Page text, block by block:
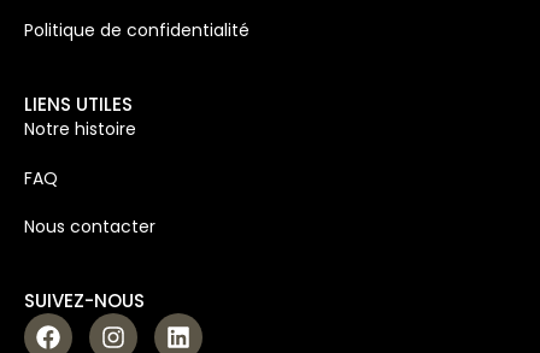
Politique de confidentialité
LIENS UTILES
Notre histoire
FAQ
Nous contacter
SUIVEZ-NOUS